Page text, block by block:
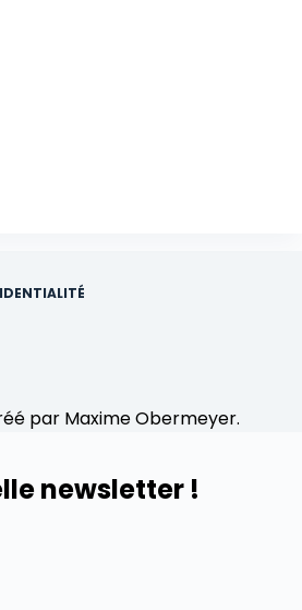
par Maxime Obermeyer.
newsletter !